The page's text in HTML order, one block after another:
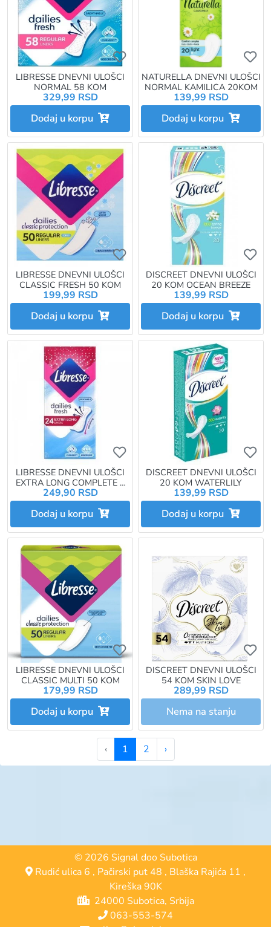
Ukoliko želite da dodate
LIBRESSE DNEVNI ULOŠCI
NORMAL 58 KOM
329,99 RSD
Dodaj u korpu
NATURELLA DNEVNI ULOŠCI
NORMAL KAMILICA 20KOM
139,99 RSD
Dodaj u korpu
Ukoliko želite da dodate
LIBRESSE DNEVNI ULOŠCI
CLASSIC FRESH 50 KOM
199,99 RSD
Dodaj u korpu
DISCREET DNEVNI ULOŠCI
20 KOM OCEAN BREEZE
139,99 RSD
Dodaj u korpu
Ukoliko želite da dodate
LIBRESSE DNEVNI ULOŠCI
EXTRA LONG COMPLETE 2
IN 1 24 KOM
249,90 RSD
Dodaj u korpu
DISCREET DNEVNI ULOŠCI
20 KOM WATERLILY
139,99 RSD
Dodaj u korpu
Ukoliko želite da dodate
LIBRESSE DNEVNI ULOŠCI
CLASSIC MULTI 50 KOM
179,99 RSD
Dodaj u korpu
DISCREET DNEVNI ULOŠCI
54 KOM SKIN LOVE
289,99 RSD
Nema na stanju
‹ 1 2 ›
© 2026 Signal doo Subotica
Rudić ulica 6 , Pačirski put 48 , Blaška Rajića 11 ,
Kireška 90K
24000 Subotica, Srbija
063-553-574